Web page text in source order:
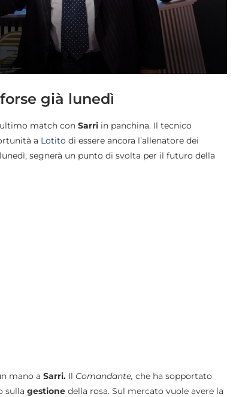
già lunedì
match con Sarri in panchina. Il tecnico
a Lotito di essere ancora l’allenatore dei
segnerà un punto di svolta per il futuro della
mano a Sarri. Il Comandante, che ha sopportato
sulla gestione della rosa. Sul mercato vuole avere la